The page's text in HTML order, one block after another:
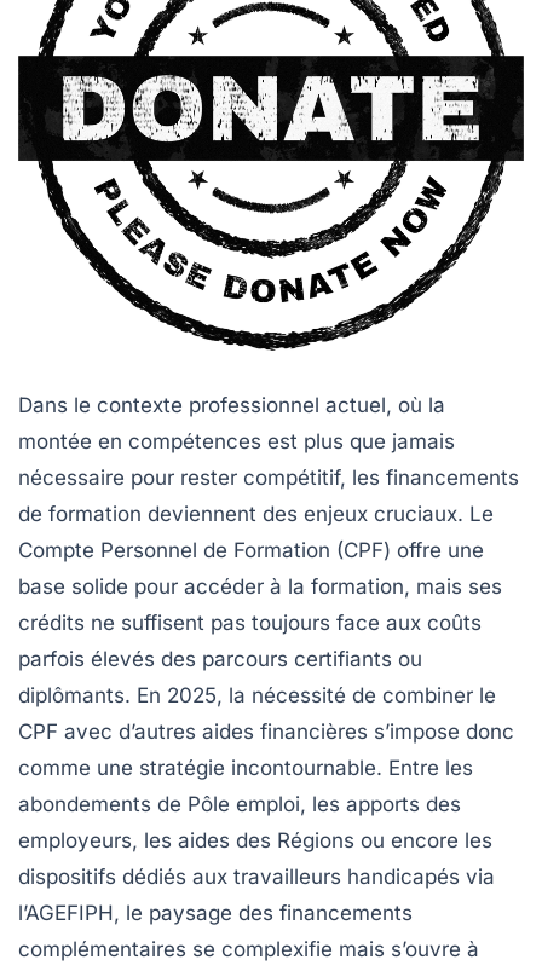
Dans le contexte professionnel actuel, où la
montée en compétences est plus que jamais
nécessaire pour rester compétitif, les financements
de formation deviennent des enjeux cruciaux. Le
Compte Personnel de Formation (CPF) offre une
base solide pour accéder à la formation, mais ses
crédits ne suffisent pas toujours face aux coûts
parfois élevés des parcours certifiants ou
diplômants. En 2025, la nécessité de combiner le
CPF avec d’autres aides financières s’impose donc
comme une stratégie incontournable. Entre les
abondements de Pôle emploi, les apports des
employeurs, les aides des Régions ou encore les
dispositifs dédiés aux travailleurs handicapés via
l’AGEFIPH, le paysage des financements
complémentaires se complexifie mais s’ouvre à